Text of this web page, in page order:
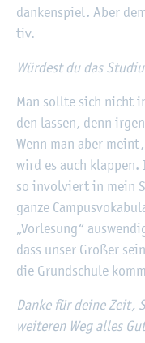
dan­ken­spiel. Aber
tiv.
Wür­dest du das
Man soll­te sich nicht
den las­sen, denn
Wenn man aber
wird es auch
so in­vol­viert in mein
ganze
„Vor­le­sung“
dass unser Gro­ßer
die Grund­schu­le
Danke für deine Zeit,
wei­te­ren Weg alles